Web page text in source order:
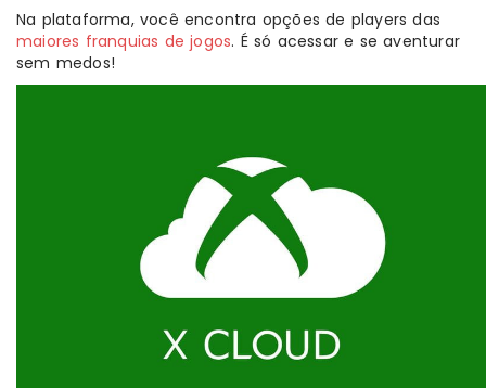
Na plataforma, você encontra opções de players das
maiores franquias de jogos. É só acessar e se aventurar
sem medos!